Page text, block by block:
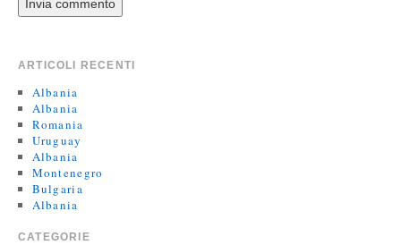
ARTICOLI RECENTI
Albania
Albania
Romania
Uruguay
Albania
Montenegro
Bulgaria
Albania
CATEGORIE